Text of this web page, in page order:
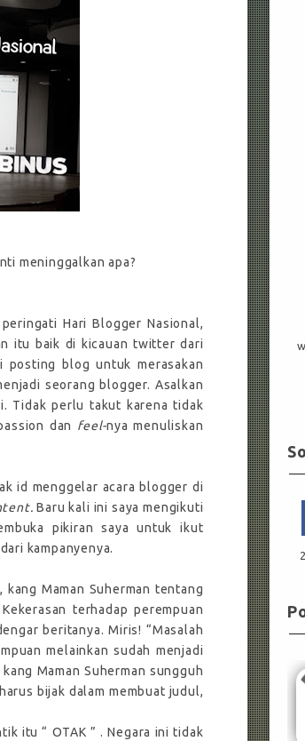
meninggalkan apa?
Hari Blogger Nasional,
itu baik di kicauan twitter dari
posting blog untuk merasakan
seorang blogger. Asalkan
Tidak perlu takut karena tidak
dan feel-nya menuliskan
id menggelar acara blogger di
Baru kali ini saya mengikuti
pikiran saya untuk ikut
kampanyenya.
Maman Suherman tentang
terhadap perempuan
beritanya. Miris! “Masalah
melainkan sudah menjadi
Maman Suherman sungguh
bijak dalam membuat judul,
itu “ OTAK ” . Negara ini tidak